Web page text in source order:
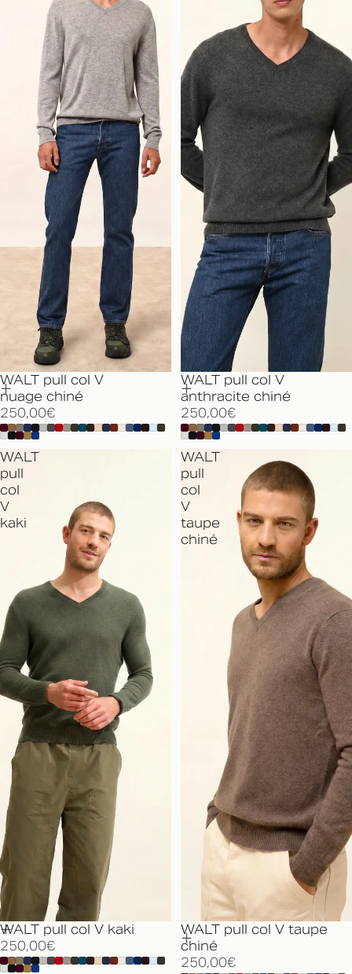
WALT pull col V
nuage chiné
250,00€
WALT pull col V
anthracite chiné
250,00€
WALT
pull
col
V
kaki
WALT pull col V kaki
250,00€
WALT
pull
col
V
taupe
chiné
WALT pull col V taupe
chiné
250,00€